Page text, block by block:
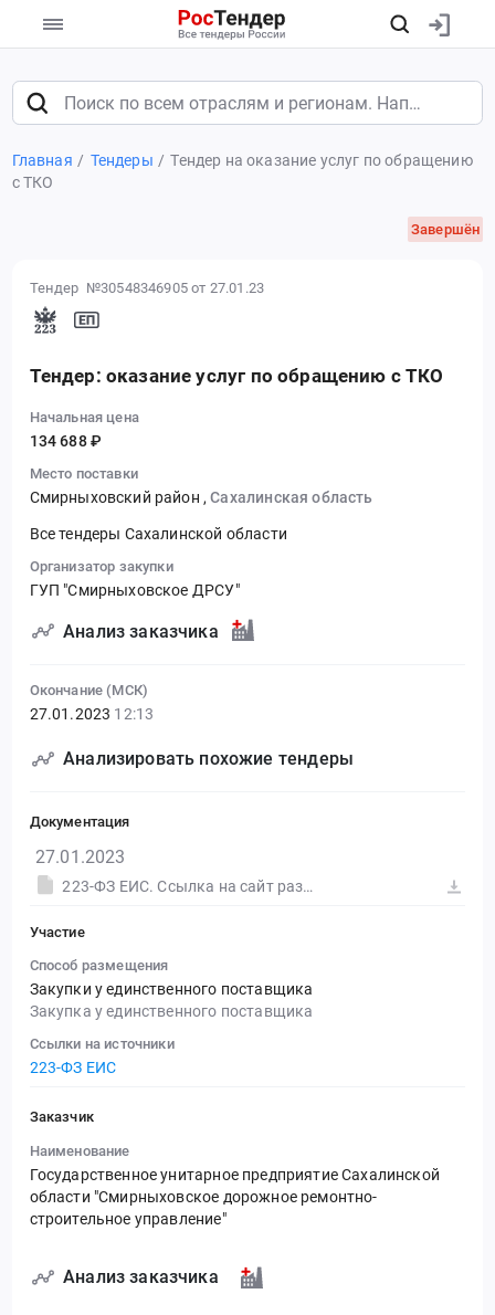
Главная Тендеры
Тендер на оказание услуг по обращению
с ТКО
Завершён
Тендер №30548346905 от 27.01.23
Тендер: оказание услуг по обращению с ТКО
Начальная цена
134 688 ₽
Место поставки
Смирныховский район ,Сахалинская область
Все тендеры Сахалинской области
Организатор закупки
ГУП "Смирныховское ДРСУ"
Анализ заказчика
Окончание (МСК)
27.01.2023 12:13
Анализировать похожие тендеры
Документация
27.01.2023
223-ФЗ ЕИС. Ссылка на сайт размещения тендера #30548346905.doc
Участие
Способ размещения
Закупки у единственного поставщика
Закупка у единственного поставщика
Ссылки на источники
223-ФЗ ЕИС
Заказчик
Наименование
Государственное унитарное предприятие Сахалинской
области "Смирныховское дорожное ремонтно-
строительное управление"
Анализ заказчика